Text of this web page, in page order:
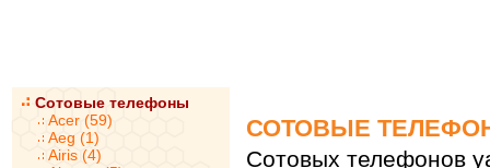
Сотовые телефоны
Acer (59)
Aeg (1)
Airis (4)
СОТОВЫЕ
Сотовых телефонов